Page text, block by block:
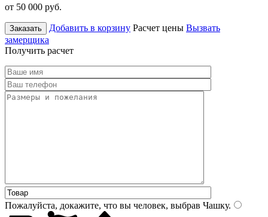
от 50 000 руб.
Заказать Добавить в корзину Расчет цены Вызвать
замерщика
Получить расчет
Пожалуйста, докажите, что вы человек, выбрав Чашку.